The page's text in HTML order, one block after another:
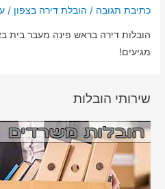
כתיבת תגובה / הובלת דירה בצפון /
הובלות דירה בראש פינה מעבר בית
מגיעים!
שירותי הובלות